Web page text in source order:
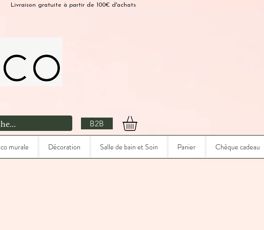
Livraison gratuite à partir de 100€ d'achats
B2B
murale Décoration Salle de bain et Soin Panier Chèque cadeau